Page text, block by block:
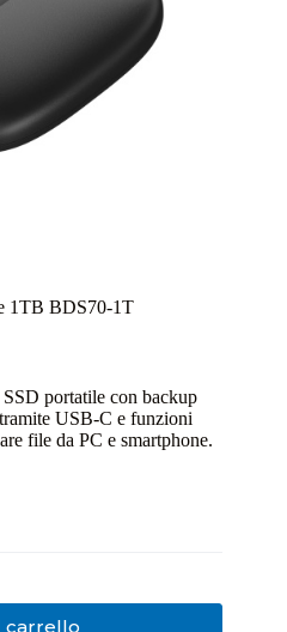
1TB BDS70-1T
SSD portatile con backup
USB‑C e funzioni
file da PC e smartphone.
carrello